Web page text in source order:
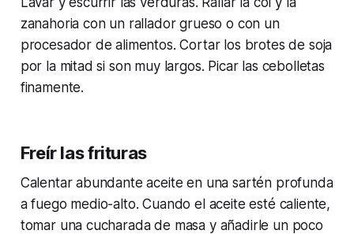
zanahoria con un rallador grueso o con un
procesador de alimentos. Cortar los brotes de soja
por la mitad si son muy largos. Picar las cebolletas
finamente.
Freír las frituras
Calentar abundante aceite en una sartén profunda
a fuego medio-alto. Cuando el aceite esté caliente,
tomar una cucharada de masa y añadirle un poco